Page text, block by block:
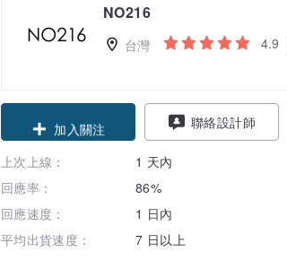
NO216
台灣 4.9
領優惠券
加入關注
聯絡設計師
上次上線：
1 天內
回應率：
86%
回應速度：
1 日內
平均出貨速度：
7 日以上